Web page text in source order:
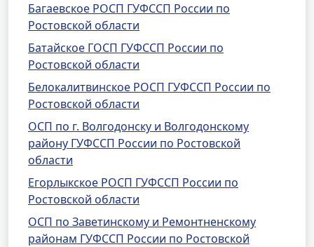
Багаевское РОСП ГУФССП России по
Ростовской области
Батайское ГОСП ГУФССП России по
Ростовской области
Белокалитвинское РОСП ГУФССП России по
Ростовской области
ОСП по г. Волгодонску и Волгодонскому
району ГУФССП России по Ростовской
области
Егорлыкское РОСП ГУФССП России по
Ростовской области
ОСП по Заветинскому и Ремонтненскому
районам ГУФССП России по Ростовской